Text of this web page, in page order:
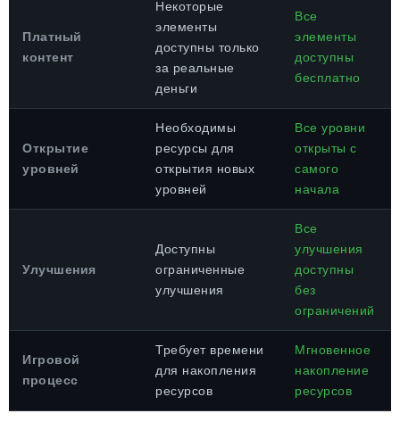
Платный
контент
Некоторые
элементы
доступны только
за реальные
деньги
Все
элементы
доступны
бесплатно
Открытие
уровней
Необходимы
ресурсы для
открытия новых
уровней
Все уровни
открыты с
самого
начала
Улучшения
Доступны
ограниченные
улучшения
Все
улучшения
доступны
без
ограничений
Игровой
процесс
Требует времени
для накопления
ресурсов
Мгновенное
накопление
ресурсов